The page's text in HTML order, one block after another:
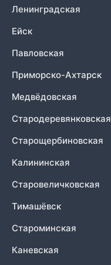
Ленинградская
Ейск
Павловская
Приморско-Ахтарск
Медвёдовская
Стародеревянковская
Старощербиновская
Калининская
Старовеличковская
Тимашёвск
Староминская
Каневская